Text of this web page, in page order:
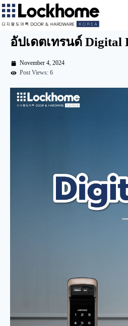
อัปเดตเทรนด์
November 4, 2024
Post Views: 6